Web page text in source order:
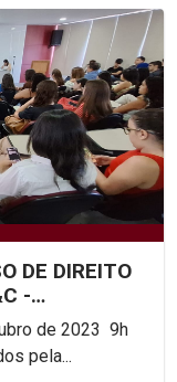
DE DIREITO
de 2023 9h
pela...